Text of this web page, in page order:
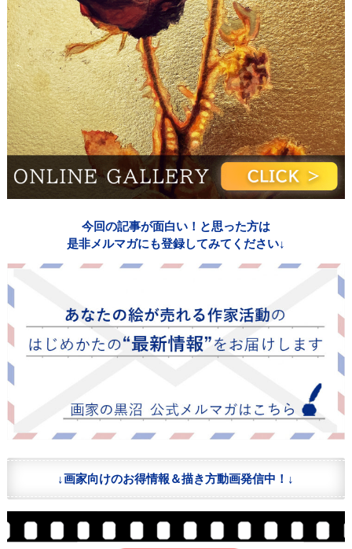
今回の記事が面白い！と思った方は
是非メルマガにも登録してみてください↓
↓画家向けのお得情報＆描き方動画発信中！↓